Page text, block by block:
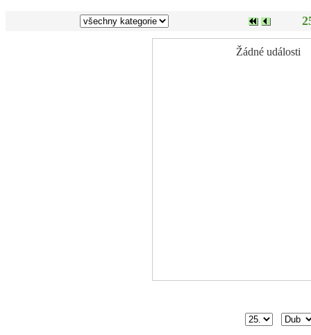
Žádné události